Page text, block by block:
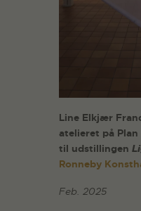
Line Elkjær
atelieret på
til udstillingen
Ronneby
Feb. 2025